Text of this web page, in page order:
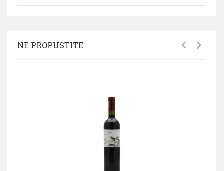
NE PROPUSTITE